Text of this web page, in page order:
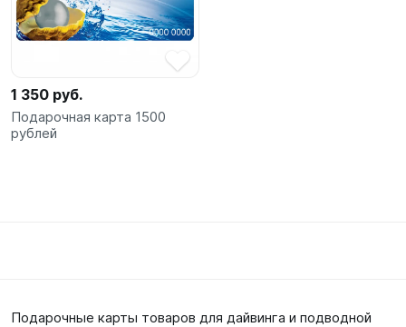
1 350 руб.
Подарочная карта 1500
рублей
Подарочные карты товаров для дайвинга и подводной